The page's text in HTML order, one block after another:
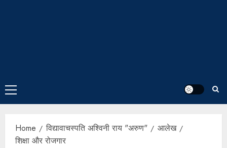
Home विद्यावाचस्पति अश्विनी राय "अरुण"
आलेख
शिक्षा और रोजगार